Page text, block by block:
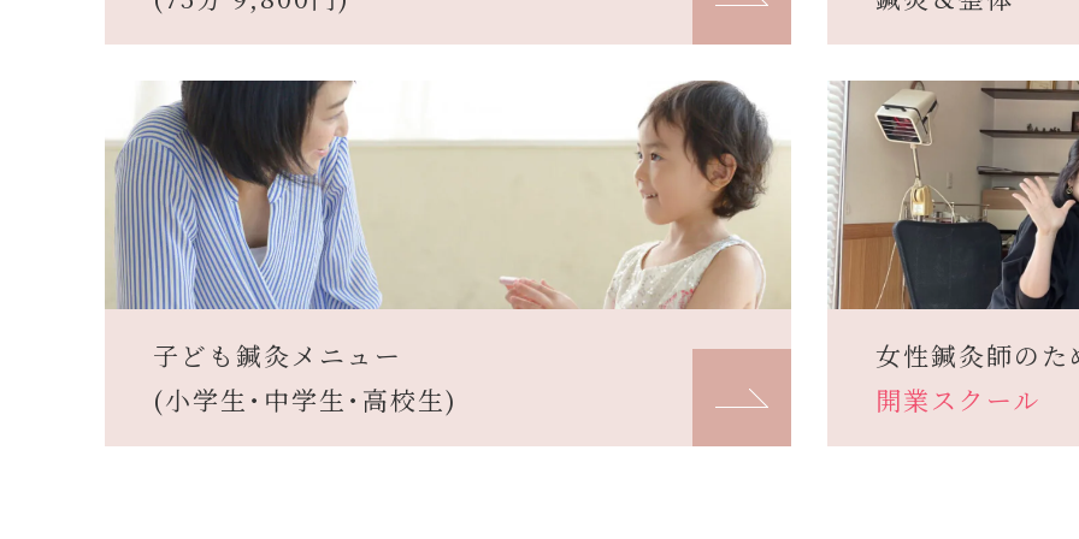
子ども鍼灸メニュー
(小学生･中学生･高校生)
女性鍼灸師のた
開業スクール